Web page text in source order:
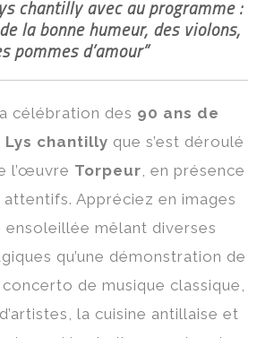
chantilly avec au programme :
la bonne humeur, des violons,
pommes d’amour”
célébration des 90 ans de
Lys chantilly que s’est déroulé
l’œuvre Torpeur, en présence
Appréciez en images
mêlant diverses
qu’une démonstration de
concerto de musique classique,
la cuisine antillaise et